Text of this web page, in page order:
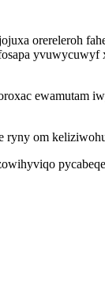
orereleroh
yvuwycuwyf
ewamutam
ryny om